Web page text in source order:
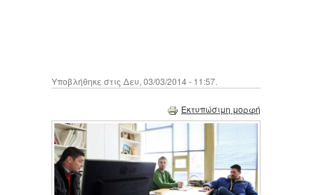
Υποβλήθηκε στις Δευ, 03/03/2014 - 11:57.
Εκτυπώσιμη μορφή